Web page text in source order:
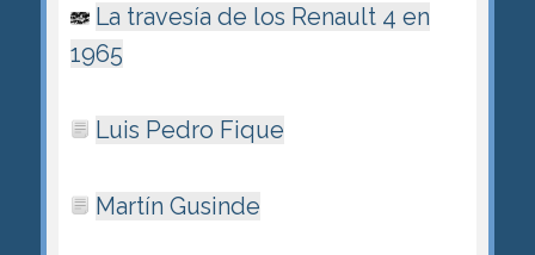
La travesía de los Renault 4 en
1965
Luis Pedro Fique
Martín Gusinde